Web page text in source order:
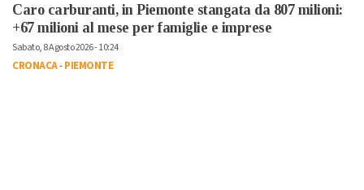
Caro carburanti, in Piemonte stangata da 807 milioni:
+67 milioni al mese per famiglie e imprese
Sabato, 8 Agosto 2026 - 10:24
CRONACA-PIEMONTE